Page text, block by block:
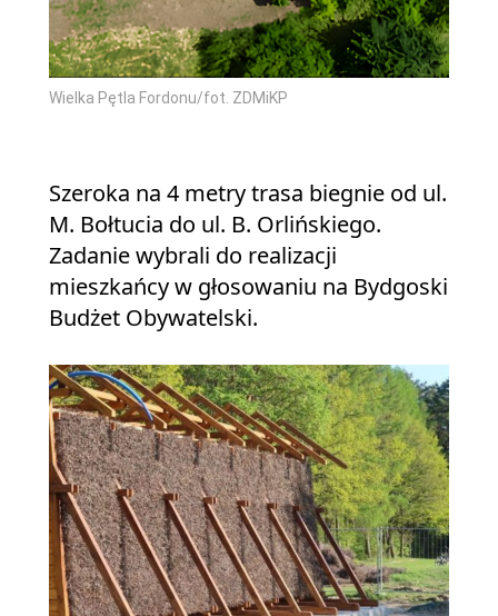
Wielka Pętla Fordonu/fot. ZDMiKP
Szeroka na 4 metry trasa biegnie od ul.
M. Bołtucia do ul. B. Orlińskiego.
Zadanie wybrali do realizacji
mieszkańcy w głosowaniu na Bydgoski
Budżet Obywatelski.